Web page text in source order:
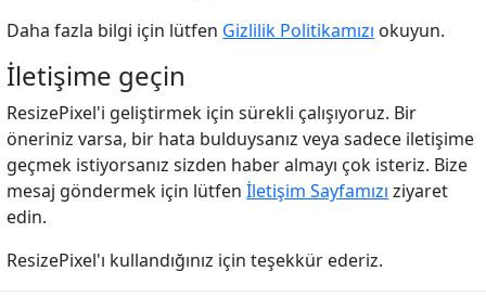
Daha fazla bilgi için lütfen Gizlilik Politikamızı okuyun.
İletişime geçin
ResizePixel'i geliştirmek için sürekli çalışıyoruz. Bir
öneriniz varsa, bir hata bulduysanız veya sadece iletişime
geçmek istiyorsanız sizden haber almayı çok isteriz. Bize
mesaj göndermek için lütfenİletişim Sayfamızı ziyaret
edin.
ResizePixel'ı kullandığınız için teşekkür ederiz.